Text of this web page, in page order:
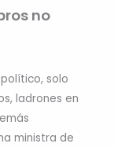
no
solo
ladrones en
ministra de